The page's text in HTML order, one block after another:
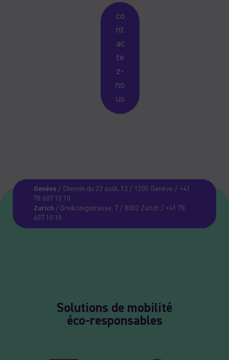
co
nt
ac
te
z-
no
us
Genève/ Chemin du 23 août, 13 / 1205 Genève / +41
78 607 10 10
Zurich/ Dreikönigstrasse, 7 / 8002 Zürich / +41 78
607 10 10
Solutions de mobilité
éco-responsables